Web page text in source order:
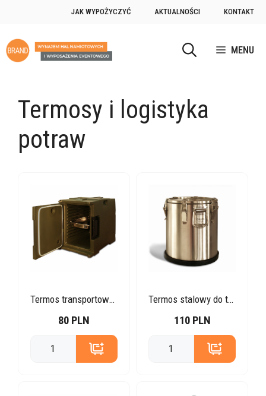
treści
JAK WYPOŻYCZYĆ AKTUALNOŚCI KONTAKT
MENU
Termosy i logistyka
potraw
Termos transportowy na pojemniki GN
80 PLN
Termos stalowy do transportu 50l
110 PLN